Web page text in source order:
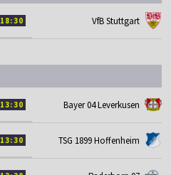
18:30 VfB Stuttgart
13:30 Bayer 04 Leverkusen
13:30 TSG 1899 Hoffenheim